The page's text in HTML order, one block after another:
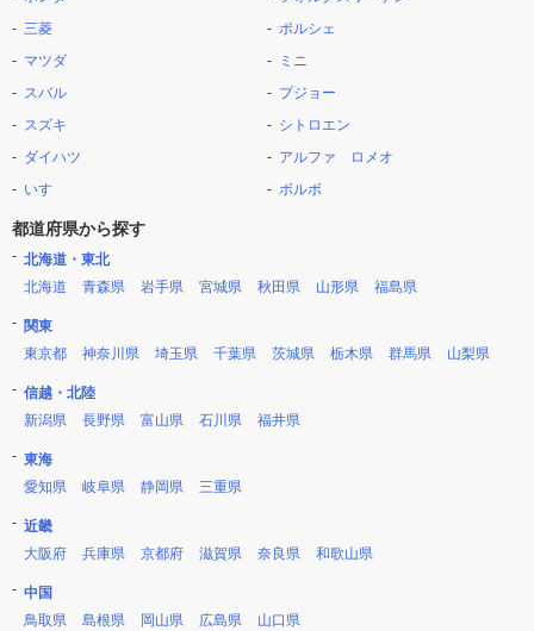
三菱
マツダ
スバル
スズキ
ダイハツ
いすゞ
ポルシェ
ミニ
プジョー
シトロエン
アルファ ロメオ
ボルボ
都道府県から探す
北海道・東北
北海道
青森県 岩手県 宮城県 秋田県 山形県 福島県
関東
東京都
神奈川県 埼玉県 千葉県 茨城県 栃木県 群馬県 山梨県
信越・北陸
新潟県
長野県 富山県 石川県 福井県
東海
愛知県
岐阜県 静岡県 三重県
近畿
大阪府
兵庫県 京都府 滋賀県 奈良県 和歌山県
中国
鳥取県
島根県 岡山県 広島県 山口県